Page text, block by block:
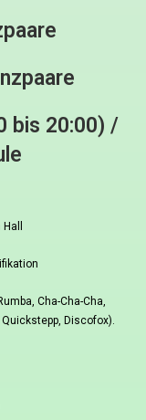
bis 20:00) /
Cha-Cha-Cha,
Discofox).